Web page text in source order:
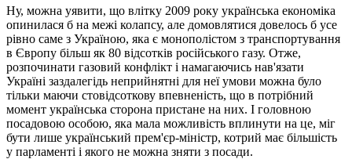
Ну, можна уявити, що влітку 2009 року українська економіка
опинилася б на межі колапсу, але домовлятися довелось б усе
рівно саме з Україною, яка є монополістом з транспортування
в Європу більш як 80 відсотків російського газу. Отже,
розпочинати газовий конфлікт і намагаючись нав'язати
Україні заздалегідь неприйнятні для неї умови можна було
тільки маючи стовідсоткову впевненість, що в потрібний
момент українська сторона пристане на них. І головною
посадовою особою, яка мала можливість вплинути на це, міг
бути лише український прем'єр-міністр, котрий має більшість
у парламенті і якого не можна зняти з посади.